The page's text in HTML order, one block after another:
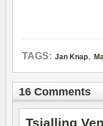
TAGS: Jan Knap,
16 Comments
Tsjalling